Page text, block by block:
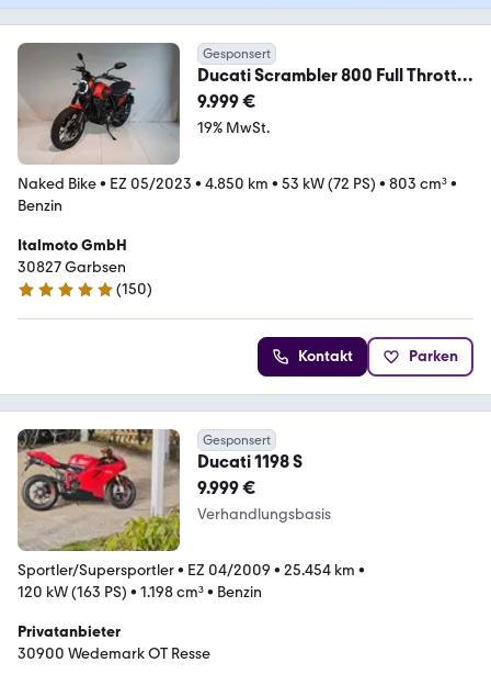
Gesponsert
Ducati Scrambler 800 Full Throttle
GARANTIE
9.999 €
19% MwSt.
Naked Bike• EZ 05/2023 • 4.850 km • 53 kW (72 PS) • 803 cm³•
Benzin
Italmoto GmbH
30827 Garbsen
5 Sterne
(150)
Kontakt Parken
Gesponsert
Ducati 1198 S
9.999 €
Verhandlungsbasis
Sportler/Supersportler• EZ 04/2009 • 25.454 km •
120 kW (163 PS) • 1.198 cm³• Benzin
Privatanbieter
30900 Wedemark OT Resse